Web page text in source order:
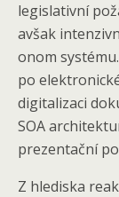
legislativní
avšak
onom
po
digitalizaci
SOA
prezentační
Z hlediska